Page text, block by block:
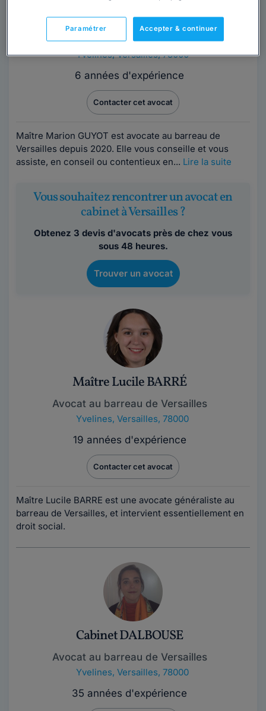
Maître Marion GUYOT
Avocat au barreau de Versailles
Yvelines,Versailles, 78000
6 années d'expérience
Contacter cet avocat
Maître Marion GUYOT est avocate au barreau de
Versailles depuis 2020. Elle vous conseille et vous
assiste, en conseil ou contentieux en... Lire la suite
Vous souhaitez rencontrer un avocat en
cabinet à Versailles ?
Obtenez 3 devis d'avocats près de chez vous
sous 48 heures.
Trouver un avocat
Maître Lucile BARRÉ
Avocat au barreau de Versailles
Yvelines, Versailles, 78000
19 années d'expérience
Contacter cet avocat
Maître Lucile BARRE est une avocate généraliste au
barreau de Versailles, et intervient essentiellement en
droit social.
Cabinet DALBOUSE
Avocat au barreau de Versailles
Yvelines, Versailles, 78000
35 années d'expérience
Accepter & continuer
Paramétrer